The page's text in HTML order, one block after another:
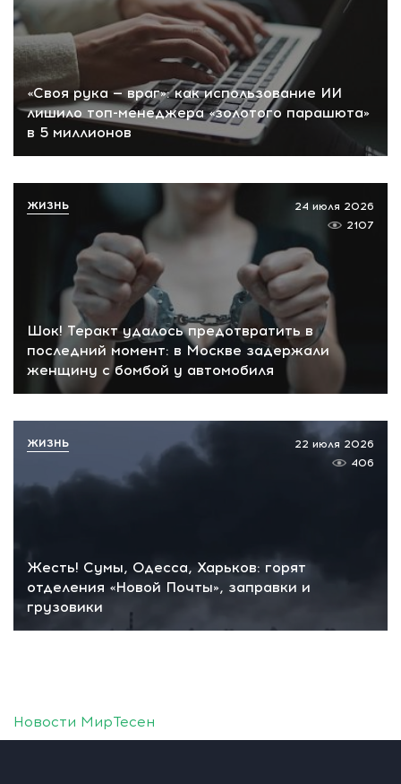
«Своя рука — враг»: как использование ИИ
лишило топ-менеджера «золотого парашюта»
в 5 миллионов
Шок! Теракт удалось предотвратить в
последний момент: в Москве задержали
женщину с бомбой у автомобиля
24 июля 2026
2107
ЖИЗНЬ
Жесть! Сумы, Одесса, Харьков: горят
отделения «Новой Почты», заправки и
грузовики
22 июля 2026
406
ЖИЗНЬ
Новости МирТесен